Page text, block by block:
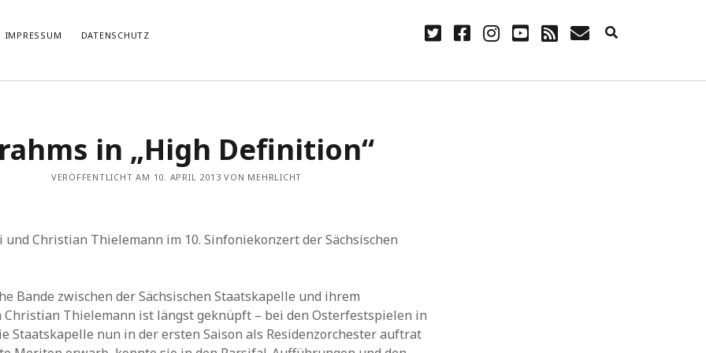
IMPRESSUM DATENSCHUTZ twitterfacebook
instagram
youtube
rss E-
zuRostropowitsch
im Musikverein?
Alle Hände voll zu tun
DEI FUNK WuK(2)
Dresden(110)
Features(89)
nuits sans nuit(122)
Unkategorisiert(8)
Weblog
(711)
Wien
(45)
in „High Definition“
VERÖFFENTLICHT AM 10. APRIL 2013 VON MEHRLICHT
Christian Thielemann im 10. Sinfoniekonzert der Sächsischen
Bande zwischen der Sächsischen Staatskapelle und ihrem
Thielemann ist längst geknüpft – bei den Osterfestspielen in
Staatskapelle nun in der ersten Saison als Residenzorchester auftrat